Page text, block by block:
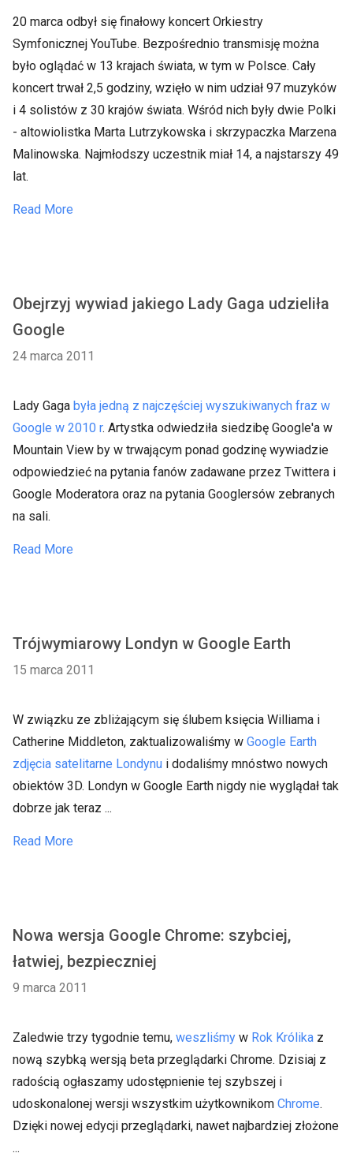
20 marca odbył się finałowy koncert Orkiestry
Symfonicznej YouTube. Bezpośrednio transmisję można
było oglądać w 13 krajach świata, w tym w Polsce. Cały
koncert trwał 2,5 godziny, wzięło w nim udział 97 muzyków
i 4 solistów z 30 krajów świata. Wśród nich były dwie Polki
- altowiolistka Marta Lutrzykowska i skrzypaczka Marzena
Malinowska. Najmłodszy uczestnik miał 14, a najstarszy 49
lat.
Read More
Obejrzyj wywiad jakiego Lady Gaga udzieliła
Google
24 marca 2011
Lady Gaga była jedną z najczęściej wyszukiwanych fraz w
Google w 2010 r. Artystka odwiedziła siedzibę Google'a w
Mountain View by w trwającym ponad godzinę wywiadzie
odpowiedzieć na pytania fanów zadawane przez Twittera i
Google Moderatora oraz na pytania Googlersów zebranych
na sali.
Read More
Trójwymiarowy Londyn w Google Earth
15 marca 2011
W związku ze zbliżającym się ślubem księcia Williama i
Catherine Middleton, zaktualizowaliśmy w Google Earth
zdjęcia satelitarne Londynu i dodaliśmy mnóstwo nowych
obiektów 3D. Londyn w Google Earth nigdy nie wyglądał tak
dobrze jak teraz ...
Read More
Nowa wersja Google Chrome: szybciej,
łatwiej, bezpieczniej
9 marca 2011
Zaledwie trzy tygodnie temu, weszliśmy w Rok Królika z
nową szybką wersją beta przeglądarki Chrome. Dzisiaj z
radością ogłaszamy udostępnienie tej szybszej i
udoskonalonej wersji wszystkim użytkownikom Chrome.
Dzięki nowej edycji przeglądarki, nawet najbardziej złożone
...